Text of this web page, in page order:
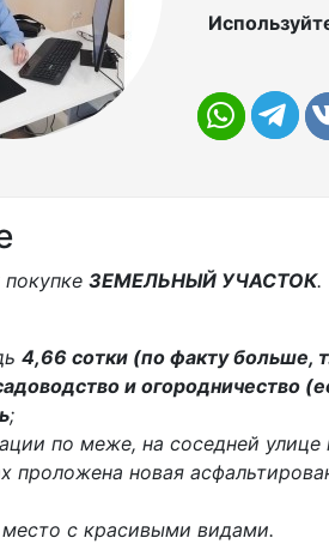
ЗЕМЕЛЬНЫЙ УЧАСТОК.
4,66 сoтки (по факту больше,
и огородничество
;
по меже, на соседней улице
проложена новая
с красивыми видами.